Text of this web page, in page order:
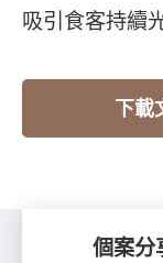
吸引食客持續
下載
個案分